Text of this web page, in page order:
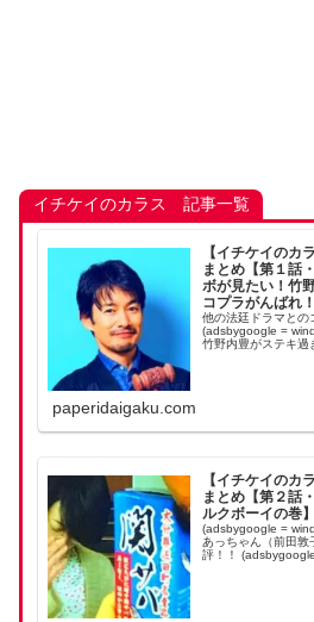
イチケイのカラス 記事一覧
【イチケイのカ
まとめ【第１話
ボが見たい！竹
コプラがんばれ！
他の法廷ドラマとの
(adsbygoogle =
竹野内豊がステキ
paperidaigaku.com
【イチケイのカ
まとめ【第２話
ルクボーイの巻】
(adsbygoogle =
あっちゃん（前田
評！！